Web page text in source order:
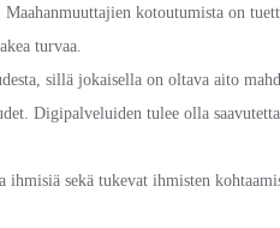
kotoutumista on
turvaa.
sillä jokaisella on oltava aito
Digipalveluiden tulee olla
sekä tukevat ihmisten